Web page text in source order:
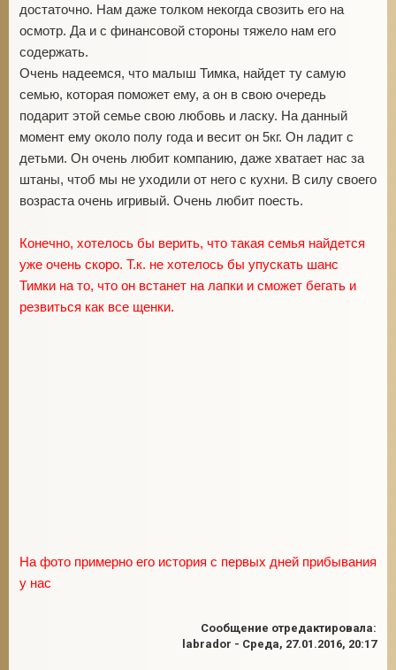
достаточно. Нам даже толком некогда свозить его на
осмотр. Да и с финансовой стороны тяжело нам его
содержать.
Очень надеемся, что малыш Тимка, найдет ту самую
семью, которая поможет ему, а он в свою очередь
подарит этой семье свою любовь и ласку. На данный
момент ему около полу года и весит он 5кг. Он ладит с
детьми. Он очень любит компанию, даже хватает нас за
штаны, чтоб мы не уходили от него с кухни. В силу своего
возраста очень игривый. Очень любит поесть.
Конечно, хотелось бы верить, что такая семья найдется
уже очень скоро. Т.к. не хотелось бы упускать шанс
Тимки на то, что он встанет на лапки и сможет бегать и
резвиться как все щенки.
На фото примерно его история с первых дней прибывания
у нас
Сообщение отредактировала:
labrador - Среда, 27.01.2016, 20:17